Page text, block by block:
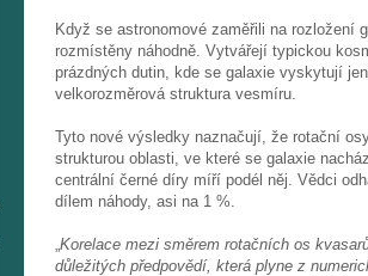
Když se astronomové zaměřili na
rozmístěny náhodně. Vytvářejí typickou
prázdných dutin, kde se galaxie vyskytují
velkorozměrová struktura vesmíru.
Tyto nové výsledky naznačují, že rotační
strukturou oblasti, ve které se galaxie
centrální černé díry míří podél něj. Vědci
dílem náhody, asi na 1 %.
„Korelace mezi směrem rotačních os
důležitých předpovědí, která plyne z